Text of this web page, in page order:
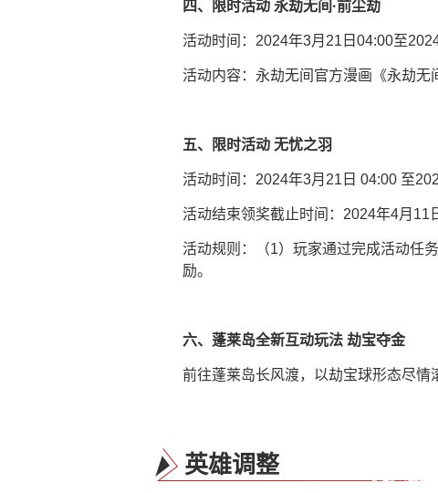
四、限时活动 永劫无间·前尘劫
活动时间：2024年3月21日04:00至
活动内容：永劫无间官方漫画《永劫无
五、限时活动 无忧之羽
活动时间：2024年3月21日 04:00 至
活动结束领奖截止时间：2024年4月11
活动规则：（1）玩家通过完成活动任
励。
六、蓬莱岛全新互动玩法 劫宝夺金
前往蓬莱岛长风渡，以劫宝球形态尽情
英雄调整